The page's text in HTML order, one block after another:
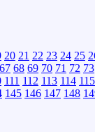
20 21 22 23 24 25
67 68 69 70 71 72 73
111 112 113 114 115
145 146 147 148